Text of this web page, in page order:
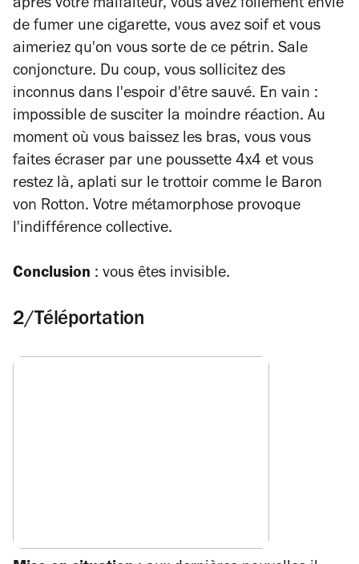
après votre malfaiteur, vous avez follement envie
de fumer une cigarette, vous avez soif et vous
aimeriez qu'on vous sorte de ce pétrin. Sale
conjoncture. Du coup, vous sollicitez des
inconnus dans l'espoir d'être sauvé. En vain :
impossible de susciter la moindre réaction. Au
moment où vous baissez les bras, vous vous
faites écraser par une poussette 4x4 et vous
restez là, aplati sur le trottoir comme le Baron
von Rotton. Votre métamorphose provoque
l'indifférence collective.
Conclusion : vous êtes invisible.
2/Téléportation